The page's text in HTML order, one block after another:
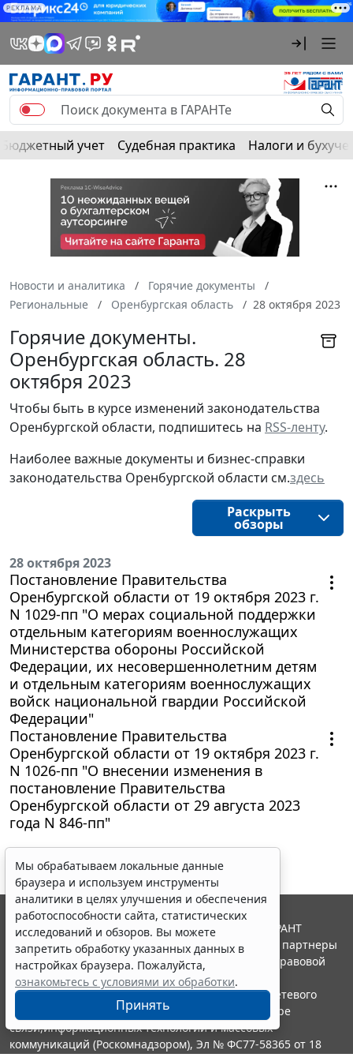
РЕКЛАМА
Бюджетный учет Судебная практика Налоги и
Новости и аналитика
Горячие документы
Региональные
Оренбургская область 28 октября 2023
Горячие документы.
Оренбургская область. 28
октября 2023
Чтобы быть в курсе изменений законодательства
Оренбургской области, подпишитесь на RSS-ленту.
Наиболее важные документы и бизнес-справки
законодательства Оренбургской области см.здесь
Раскрыть
обзоры
28 октября 2023
Постановление Правительства
Оренбургской области от 19 октября 2023 г.
N 1029-пп "О мерах социальной поддержки
отдельным категориям военнослужащих
Министерства обороны Российской
Федерации, их несовершеннолетним детям
и отдельным категориям военнослужащих
войск национальной гвардии Российской
Федерации"
Постановление Правительства
Оренбургской области от 19 октября 2023 г.
N 1026-пп "О внесении изменения в
постановление Правительства
Оренбургской области от 29 августа 2023
года N 846-пп"
Мы обрабатываем локальные данные
браузера и используем инструменты
аналитики в целях улучшения и обеспечения
работоспособности сайта, статистических
исследований и обзоров. Вы можете
запретить обработку указанных данных в
настройках браузера. Пожалуйста,
ознакомьтесь с условиями их обработки.
Принять
© ООО "НПП "ГАРАНТ-СЕРВИС", 2026. Система ГАРАНТ
выпускается с 1990 года. Компания "Гарант" и ее партнеры
являются участниками Российской ассоциации правовой
информации ГАРАНТ.
Портал ГАРАНТ.РУ зарегистрирован в качестве сетевого
издания Федеральной службой по надзору в сфере
связи,информационных технологий и массовых
коммуникаций (Роскомнадзором), Эл № ФС77-58365 от 18